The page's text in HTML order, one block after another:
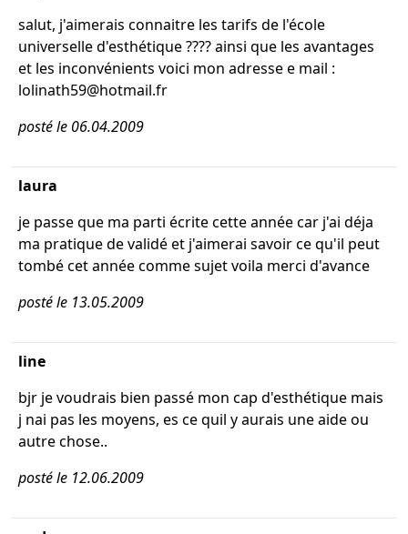
salut, j'aimerais connaitre les tarifs de l'école
universelle d'esthétique ???? ainsi que les avantages
et les inconvénients voici mon adresse e mail :
lolinath59@hotmail.fr
posté le 06.04.2009
laura
je passe que ma parti écrite cette année car j'ai déja
ma pratique de validé et j'aimerai savoir ce qu'il peut
tombé cet année comme sujet voila merci d'avance
posté le 13.05.2009
line
bjr je voudrais bien passé mon cap d'esthétique mais
j nai pas les moyens, es ce quil y aurais une aide ou
autre chose..
posté le 12.06.2009